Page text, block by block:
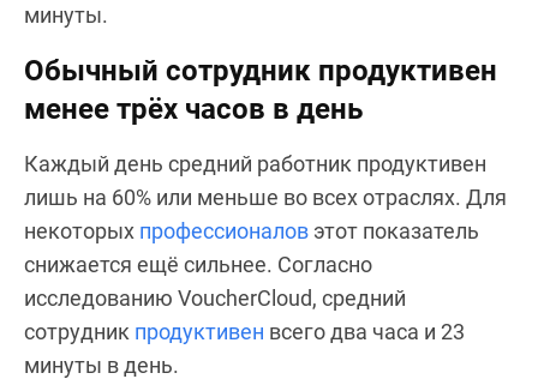
минуты.
Обычный сотрудник продуктивен
менее трёх часов в день
Каждый день средний работник продуктивен
лишь на 60% или меньше во всех отраслях. Для
некоторых профессионалов этот показатель
снижается ещё сильнее. Согласно
исследованию VoucherCloud, средний
сотрудник продуктивен всего два часа и 23
минуты в день.